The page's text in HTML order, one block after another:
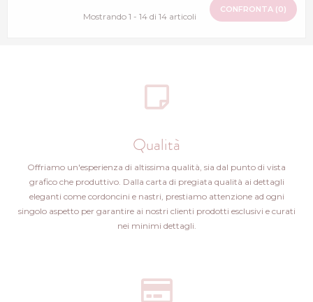
Mostrando 1 - 14 di 14 articoli
CONFRONTA (0)
Qualità
Offriamo un'esperienza di altissima qualità, sia dal punto di vista
grafico che produttivo. Dalla carta di pregiata qualità ai dettagli
eleganti come cordoncini e nastri, prestiamo attenzione ad ogni
singolo aspetto per garantire ai nostri clienti prodotti esclusivi e curati
nei minimi dettagli.